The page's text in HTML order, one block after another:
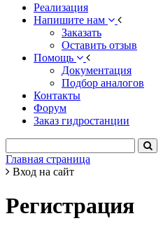
Реализация
Напишите нам
Заказать
Оставить отзыв
Помощь
Документация
Подбор аналогов
Контакты
Форум
Заказ гидростанции
Главная страница
Вход на сайт
Регистрация